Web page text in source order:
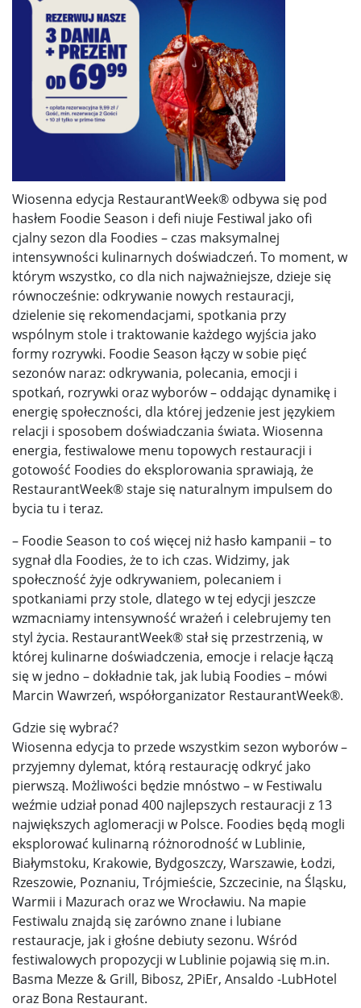
Wiosenna edycja RestaurantWeek® odbywa się pod
hasłem Foodie Season i defi niuje Festiwal jako ofi
cjalny sezon dla Foodies – czas maksymalnej
intensywności kulinarnych doświadczeń. To moment, w
którym wszystko, co dla nich najważniejsze, dzieje się
równocześnie: odkrywanie nowych restauracji,
dzielenie się rekomendacjami, spotkania przy
wspólnym stole i traktowanie każdego wyjścia jako
formy rozrywki. Foodie Season łączy w sobie pięć
sezonów naraz: odkrywania, polecania, emocji i
spotkań, rozrywki oraz wyborów – oddając dynamikę i
energię społeczności, dla której jedzenie jest językiem
relacji i sposobem doświadczania świata. Wiosenna
energia, festiwalowe menu topowych restauracji i
gotowość Foodies do eksplorowania sprawiają, że
RestaurantWeek® staje się naturalnym impulsem do
bycia tu i teraz.
– Foodie Season to coś więcej niż hasło kampanii – to
sygnał dla Foodies, że to ich czas. Widzimy, jak
społeczność żyje odkrywaniem, polecaniem i
spotkaniami przy stole, dlatego w tej edycji jeszcze
wzmacniamy intensywność wrażeń i celebrujemy ten
styl życia. RestaurantWeek® stał się przestrzenią, w
której kulinarne doświadczenia, emocje i relacje łączą
się w jedno – dokładnie tak, jak lubią Foodies – mówi
Marcin Wawrzeń, współorganizator RestaurantWeek®.
Gdzie się wybrać?
Wiosenna edycja to przede wszystkim sezon wyborów –
przyjemny dylemat, którą restaurację odkryć jako
pierwszą. Możliwości będzie mnóstwo – w Festiwalu
weźmie udział ponad 400 najlepszych restauracji z 13
największych aglomeracji w Polsce. Foodies będą mogli
eksplorować kulinarną różnorodność w Lublinie,
Białymstoku, Krakowie, Bydgoszczy, Warszawie, Łodzi,
Rzeszowie, Poznaniu, Trójmieście, Szczecinie, na Śląsku,
Warmii i Mazurach oraz we Wrocławiu. Na mapie
Festiwalu znajdą się zarówno znane i lubiane
restauracje, jak i głośne debiuty sezonu. Wśród
festiwalowych propozycji w Lublinie pojawią się m.in.
Basma Mezze & Grill, Bibosz, 2PiEr, Ansaldo -LubHotel
oraz Bona Restaurant.